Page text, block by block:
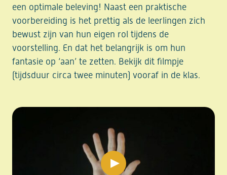
een optimale beleving! Naast een praktische
voorbereiding is het prettig als de leerlingen zich
bewust zijn van hun eigen rol tijdens de
voorstelling. En dat het belangrijk is om hun
fantasie op ‘aan’ te zetten. Bekijk dit filmpje
(tijdsduur circa twee minuten) vooraf in de klas.
play video